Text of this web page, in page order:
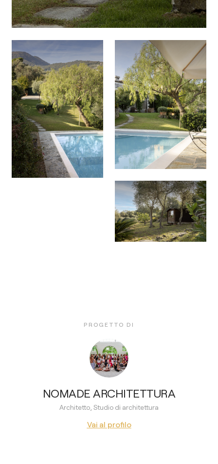
PROGETTO DI
NOMADE ARCHITETTURA
Architetto, Studio di architettura
Vai al profilo